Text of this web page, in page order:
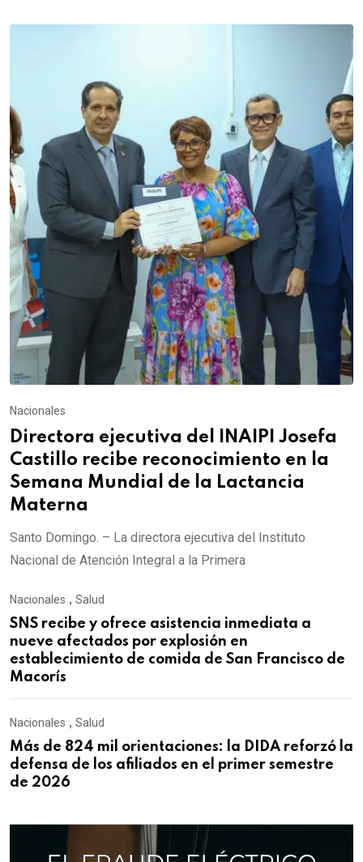
Nacionales
Directora ejecutiva del INAIPI Josefa
Castillo recibe reconocimiento en la
Semana Mundial de la Lactancia
Materna
Santo Domingo. – La directora ejecutiva del Instituto
Nacional de Atención Integral a la Primera
Nacionales , Salud
SNS recibe y ofrece asistencia inmediata a
nueve afectados por explosión en
establecimiento de comida de San Francisco de
Macorís
Nacionales , Salud
Más de 824 mil orientaciones: la DIDA reforzó la
defensa de los afiliados en el primer semestre
de 2026